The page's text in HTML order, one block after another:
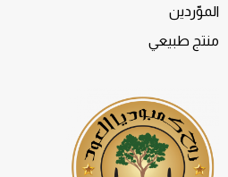
الموّردين
منتج طبيعي